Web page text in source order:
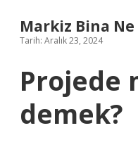
Markiz Bina
Tarih: Aralık 23, 2024
Projede
demek?